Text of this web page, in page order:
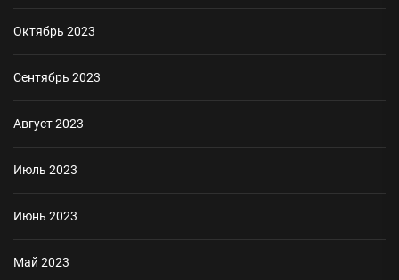
Октябрь 2023
Сентябрь 2023
Август 2023
Июль 2023
Июнь 2023
Май 2023